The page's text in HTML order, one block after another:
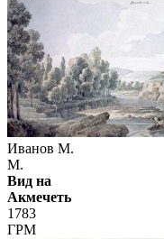
Иванов М.
М.
Вид на
Акмечеть
1783
ГРМ